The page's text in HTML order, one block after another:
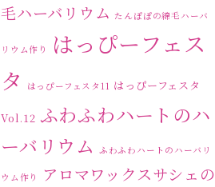
毛ハーバリウム たんぽぽの綿毛ハーバ
リウム作り
はっぴーフェス
タ
はっぴーフェスタ11 はっぴーフェスタ
Vol.12 ふわふわハートのハ
ーバリウム ふわふわハートのハーバリ
ウム作り
アロマワックスサシェの